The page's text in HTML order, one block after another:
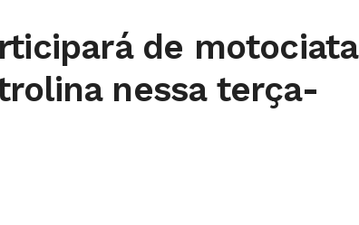
de motociata
nessa terça-